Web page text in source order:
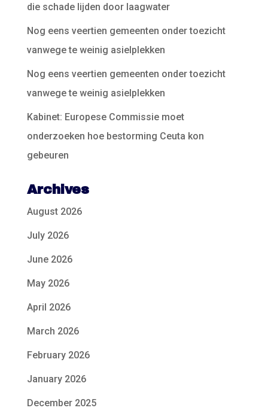
die schade lijden door laagwater
Nog eens veertien gemeenten onder toezicht
vanwege te weinig asielplekken
Nog eens veertien gemeenten onder toezicht
vanwege te weinig asielplekken
Kabinet: Europese Commissie moet
onderzoeken hoe bestorming Ceuta kon
gebeuren
Archives
August 2026
July 2026
June 2026
May 2026
April 2026
March 2026
February 2026
January 2026
December 2025